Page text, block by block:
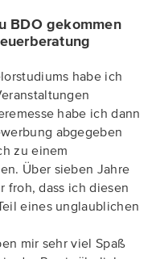
BDO gekommen
habe ich
habe ich dann
abgegeben
zu einem
Über sieben Jahre
froh, dass ich diesen
eines unglaublichen
mir sehr viel Spaß